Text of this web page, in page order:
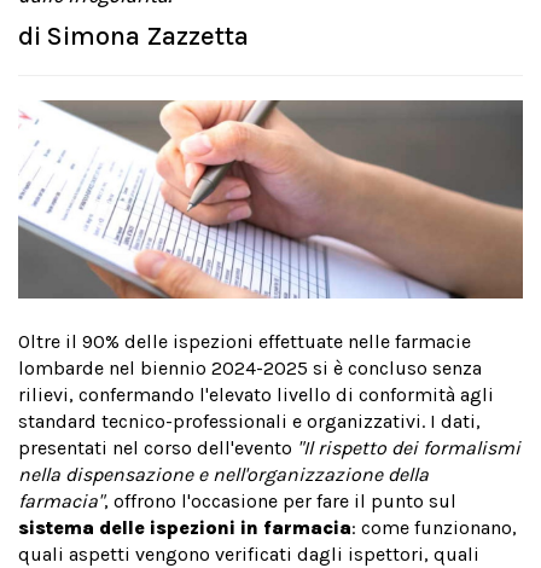
di Simona Zazzetta
Oltre il 90% delle ispezioni effettuate nelle farmacie
lombarde nel biennio 2024-2025 si è concluso senza
rilievi, confermando l'elevato livello di conformità agli
standard tecnico-professionali e organizzativi. I dati,
presentati nel corso dell'evento "Il rispetto dei formalismi
nella dispensazione e nell'organizzazione della
farmacia", offrono l'occasione per fare il punto sul
sistema delle ispezioni in farmacia: come funzionano,
quali aspetti vengono verificati dagli ispettori, quali